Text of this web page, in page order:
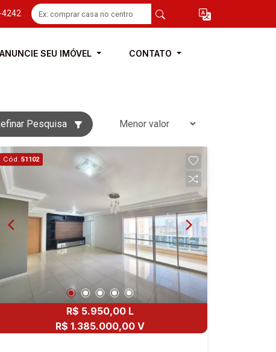
ANUNCIE SEU IMÓVEL CONTATO
Pesquisa
Cód. 51102
R$ 5.950,00 L
R$ 1.385.000,00 V